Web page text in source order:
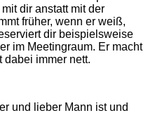
dir anstatt mit der
früher, wenn er weiß,
dir beispielsweise
im Meetingraum. Er macht
dabei immer nett.
und lieber Mann ist und